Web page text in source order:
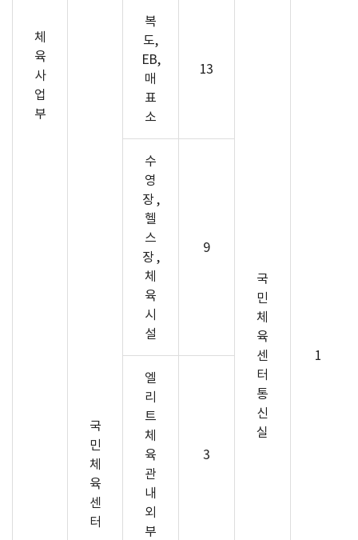
체
육
사
업
부
국
민
체
육
센
터
복
도,
EB,
매
표
소
13
국
민
체
육
센
터
통
신
실
1
수
영
장 ,
헬
스
장 ,
체
육
시
설
9
엘
리
트
체
육
관
내
외
부
3